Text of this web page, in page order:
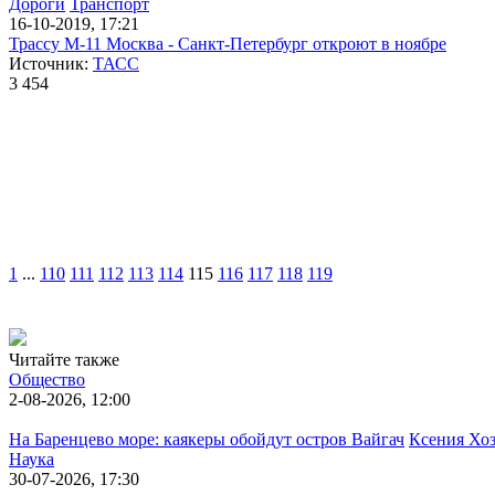
Дороги Транспорт
16-10-2019, 17:21
Трассу М-11 Москва - Санкт-Петербург откроют в ноябре
Источник: ТАСС
3 454
1 ... 110 111 112 113 114 115 116 117 118 119
Читайте также
Общество
2-08-2026, 12:00
На Баренцево море: каякеры обойдут остров Вайгач Ксения
Наука
30-07-2026, 17:30